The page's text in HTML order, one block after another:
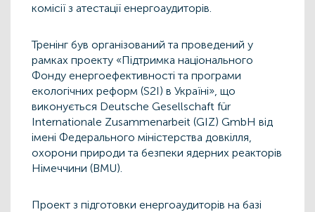
комісії з атестації енергоаудиторів.
Тренінг був організований та проведений у
рамках проекту «Підтримка національного
Фонду енергоефективності та програми
екологічних реформ (S2I) в Україні», що
виконується Deutsche Gesellschaft für
Internationale Zusammenarbeit (GIZ) GmbH від
імені Федерального міністерства довкілля,
охорони природи та безпеки ядерних реакторів
Німеччини (BMU).
Проект з підготовки енергоаудиторів на базі